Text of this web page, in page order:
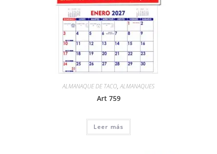
ALMANAQUE DE TACO,ALMANAQUES
Art 759
Leer más